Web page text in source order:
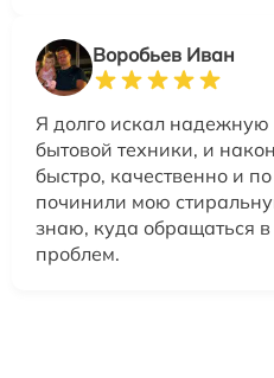
Воробьев Иван
Я долго искал
бытовой техники, и
быстро, качественно и
починили мою
знаю, куда обращаться
проблем.